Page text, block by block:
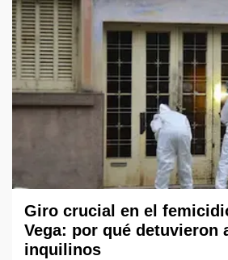
Giro crucial en el
Vega: por qué detuvieron
inquilinos